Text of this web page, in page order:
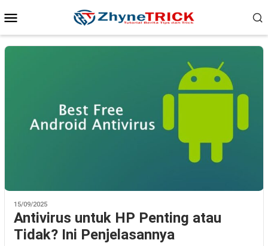
ke
Mobile
15/09/2025
Antivirus untuk HP Penting atau
Tidak? Ini Penjelasannya